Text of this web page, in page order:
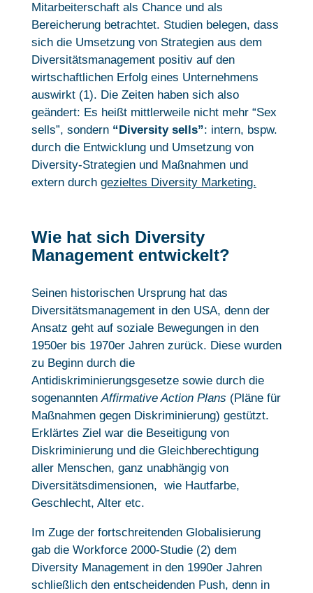
Mitarbeiterschaft als Chance und als
Bereicherung betrachtet. Studien belegen, dass
sich die Umsetzung von Strategien aus dem
Diversitätsmanagement positiv auf den
wirtschaftlichen Erfolg eines Unternehmens
auswirkt (1). Die Zeiten haben sich also
geändert: Es heißt mittlerweile nicht mehr “Sex
sells”, sondern “Diversity sells”: intern, bspw.
durch die Entwicklung und Umsetzung von
Diversity-Strategien und Maßnahmen und
extern durch gezieltes Diversity Marketing.
Wie hat sich Diversity
Management entwickelt?
Seinen historischen Ursprung hat das
Diversitätsmanagement in den USA, denn der
Ansatz geht auf soziale Bewegungen in den
1950er bis 1970er Jahren zurück. Diese wurden
zu Beginn durch die
Antidiskriminierungsgesetze sowie durch die
sogenanntenAffirmative Action Plans (Pläne für
Maßnahmen gegen Diskriminierung) gestützt.
Erklärtes Ziel war die Beseitigung von
Diskriminierung und die Gleichberechtigung
aller Menschen, ganz unabhängig von
Diversitätsdimensionen, wie Hautfarbe,
Geschlecht, Alter etc.
Im Zuge der fortschreitenden Globalisierung
gab die Workforce 2000-Studie (2) dem
Diversity Management in den 1990er Jahren
schließlich den entscheidenden Push, denn in